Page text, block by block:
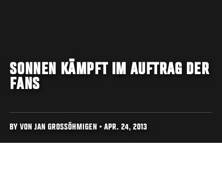
SONNEN KÄMPFT IM AUFTRAG DER
FANS
BY VON JAN GROSSÖHMIGEN • APR. 24, 2013